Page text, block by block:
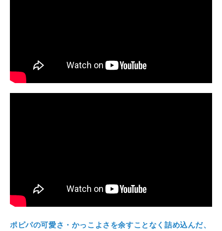
ポピパの可愛さ・かっこよさを余すことなく詰め込んだ、